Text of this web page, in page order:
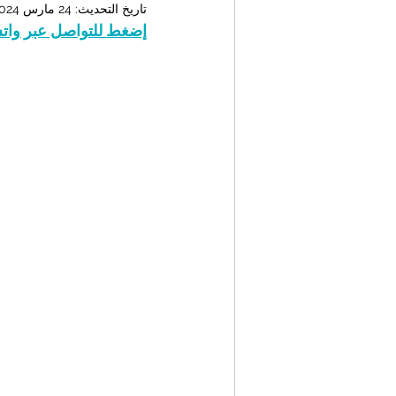
تاريخ التحديث: 24 مارس 2024
إضغط للتواصل عبر